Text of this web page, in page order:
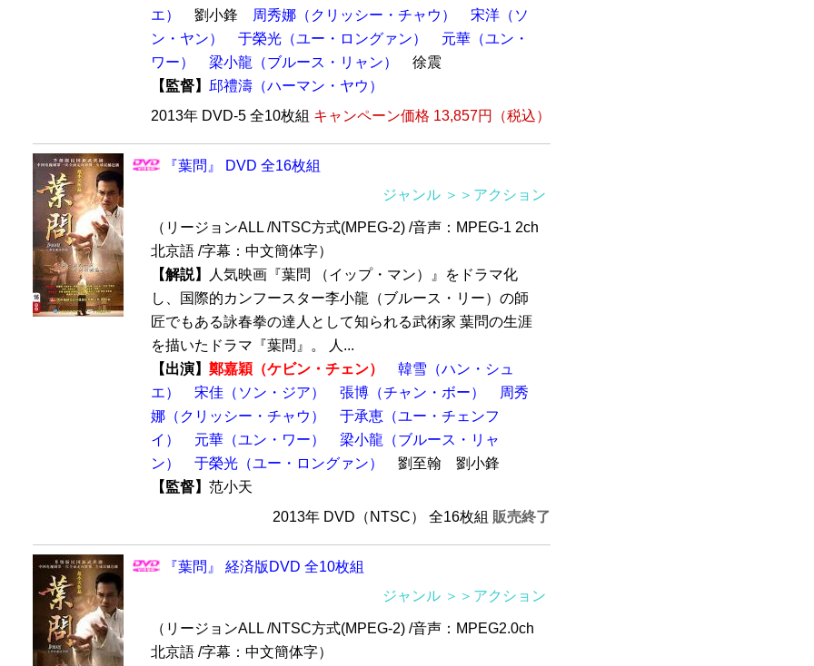
エ）
劉小鋒 周秀娜（クリッシー・チャウ）
宋洋（ソ
ン・ヤン）
于榮光（ユー・ロングァン）
元華（ユン・
ワー）
梁小龍（ブルース・リャン）
徐震
【監督】 邱禮濤（ハーマン・ヤウ）
2013年 DVD-5 全10枚組 キャンペーン価格 13,857円（税込）
『葉問』 DVD 全16枚組
ジャンル ＞＞アクション
（リージョンALL /NTSC方式(MPEG-2) /音声：MPEG-1 2ch
北京語 /字幕：中文簡体字）
【解説】
人気映画『葉問 （イップ・マン）』をドラマ化
し、国際的カンフースター李小龍（ブルース・リー）の師
匠でもある詠春拳の達人として知られる武術家 葉問の生涯
を描いたドラマ『葉問』。 人...
【出演】 鄭嘉穎（ケビン・チェン）
韓雪（ハン・シュ
エ）
宋佳（ソン・ジア） 張博（チャン・ボー）
周秀
娜（クリッシー・チャウ）
于承恵（ユー・チェンフ
イ）
元華（ユン・ワー）
梁小龍（ブルース・リャ
ン）
于榮光（ユー・ロングァン）
劉至翰 劉小鋒
【監督】 范小天
2013年 DVD（NTSC） 全16枚組 販売終了
『葉問』 経済版DVD 全10枚組
ジャンル ＞＞アクション
（リージョンALL /NTSC方式(MPEG-2) /音声：MPEG2.0ch
北京語 /字幕：中文簡体字）